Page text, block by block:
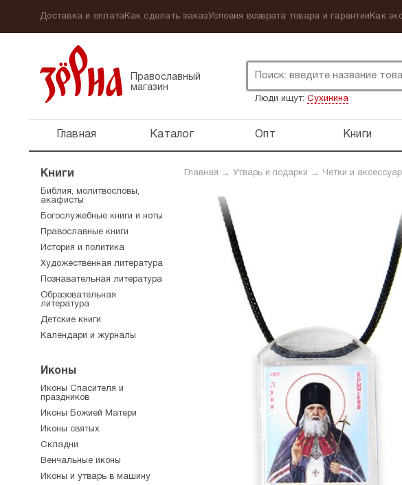
Доставка и оплатаКак сделать заказУсловия возврата товара и гарантии Как
Православный
магазин
Люди ищут: Сухинина
Главная Каталог Опт Книги
Главная → Утварь и подарки → Четки и
Книги
Библия, молитвословы,
акафисты
Богослужебные книги и ноты
Православные книги
История и политика
Художественная литература
Познавательная литература
Образовательная
литература
Детские книги
Календари и журналы
Иконы
Иконы Спасителя и
праздников
Иконы Божией Матери
Иконы святых
Складни
Венчальные иконы
Иконы и утварь в машину